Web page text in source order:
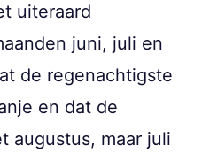
uiteraard
juni, juli en
de regenachtigste
en dat de
augustus, maar juli